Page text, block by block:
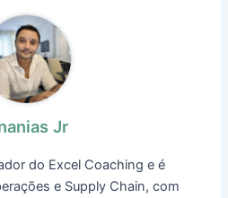
Jr
do Excel Coaching e é
e Supply Chain, com